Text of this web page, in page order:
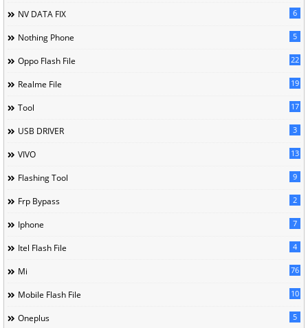
NV DATA FIX 6
Nothing Phone 5
Oppo Flash File 22
Realme File 19
Tool 17
USB DRIVER 3
VIVO 13
Flashing Tool 9
Frp Bypass 2
Iphone 7
Itel Flash File 4
Mi 76
Mobile Flash File 10
Oneplus 5